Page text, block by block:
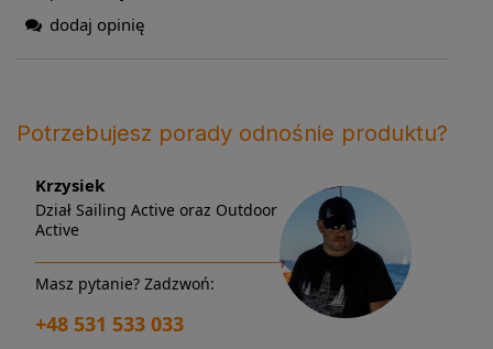
dodaj opinię
Potrzebujesz porady odnośnie produktu?
Krzysiek
Dział Sailing Active oraz Outdoor
Active
Masz pytanie? Zadzwoń:
+48 531 533 033